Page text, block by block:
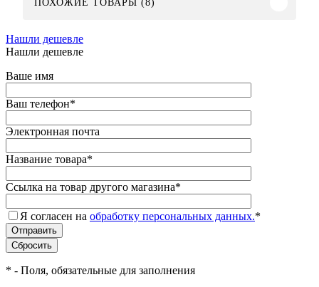
ПОХОЖИЕ ТОВАРЫ (8)
Нашли дешевле
Нашли дешевле
Ваше имя
Ваш телефон*
Электронная почта
Название товара*
Ссылка на товар другого магазина*
Я согласен на обработку персональных данных.*
* - Поля, обязательные для заполнения